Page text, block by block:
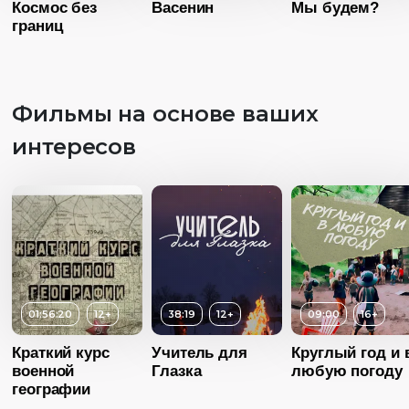
Космос без
границ
Возраст 12+
Длительность
01:03:00
Год
Страна
Васенин
Год 2017
Россия
Мы будем?
Длительность
29:00
Страна
Язык
Фильмы на основе ваших
интересов
01:56:20 12+
Краткий курс
военной
географии
38:19 12+
Учитель для
Глазка
09:00 16+
Круглый год и
любую погоду